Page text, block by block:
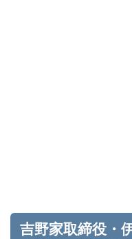
吉野家取締役・